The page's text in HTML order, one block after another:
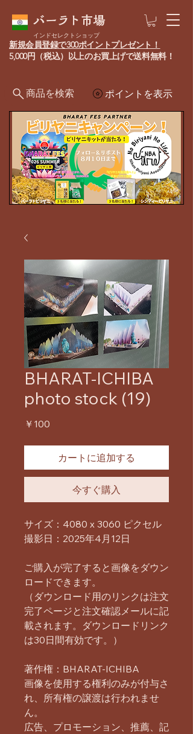
バーラト市場
ポイントを表示
新規会員登録で300ポイントプレゼント！
5,000円（税込）以上のお買上げで送料無料！
インドセレクトショップ
商品を検索
BHARAT-ICHIBA
photo stock (19)
￥100
カートに追加する
今すぐ購入
サイズ：4080 x 3060 ピクセル
撮影日：2025年4月12日
ご購入が完了すると画像をダウン
ロードできます。
（ダウンロード用のリンクは注文
完了ページと注文確認メールに記
載されます。ダウンロードリンク
は30日間有効です。）
著作権：BHARAT-ICHIBA
画像を使用する権利のみが付与さ
れ、所有権の譲渡は行われませ
ん。
広告、プロモーション、推薦、記